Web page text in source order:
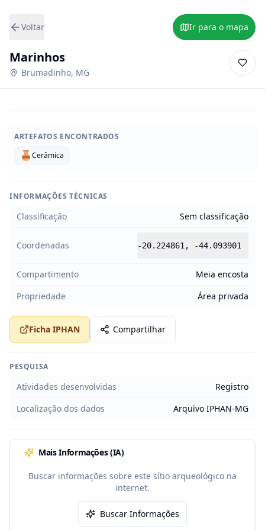
Voltar Ir para o mapa
Marinhos
Brumadinho, MG
ARTEFATOS ENCONTRADOS
Cerâmica
INFORMAÇÕES TÉCNICAS
Classificação Sem classificação
Coordenadas -20.224861 , -44.093901
Compartimento
Meia encosta
Propriedade
Área privada
Ficha IPHAN Compartilhar
PESQUISA
Atividades desenvolvidas
Registro
Localização dos dados
Arquivo IPHAN-MG
Mais Informações (IA)
Buscar informações sobre este sítio arqueológico na
internet.
Buscar Informações